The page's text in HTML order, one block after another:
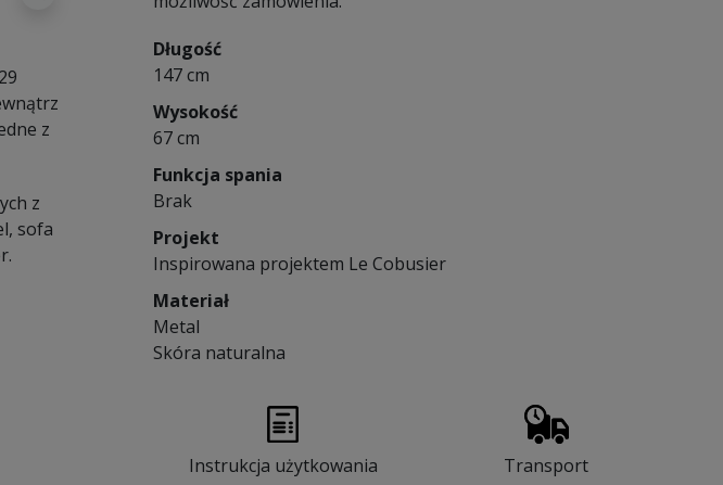
z
z
sofa
Długość
147 cm
Wysokość
67 cm
Funkcja spania
Brak
Projekt
Inspirowana projektem Le Cobusier
Materiał
Metal
Skóra naturalna
Instrukcja użytkowania Transport